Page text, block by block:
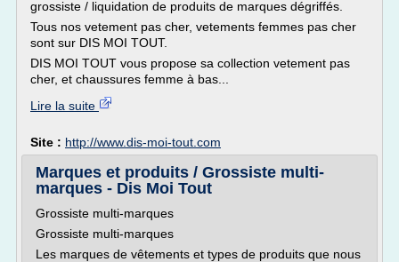
grossiste / liquidation de produits de marques dégriffés.
Tous nos vetement pas cher, vetements femmes pas cher
sont sur DIS MOI TOUT.
DIS MOI TOUT vous propose sa collection vetement pas
cher, et chaussures femme à bas...
Lire la suite
Site : http://www.dis-moi-tout.com
Marques et produits / Grossiste multi-
marques - Dis Moi Tout
Grossiste multi-marques
Grossiste multi-marques
Les marques de vêtements et types de produits que nous